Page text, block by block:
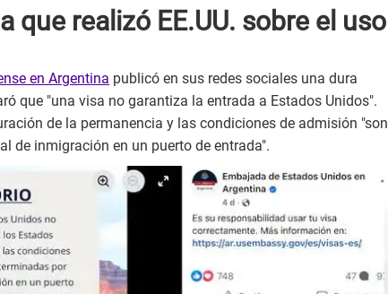
que realizó EE.UU. sobre el uso
en Argentina publicó en sus redes sociales una dura
que "una visa no garantiza la entrada a Estados Unidos".
de la permanencia y las condiciones de admisión "son
de inmigración en un puerto de entrada".